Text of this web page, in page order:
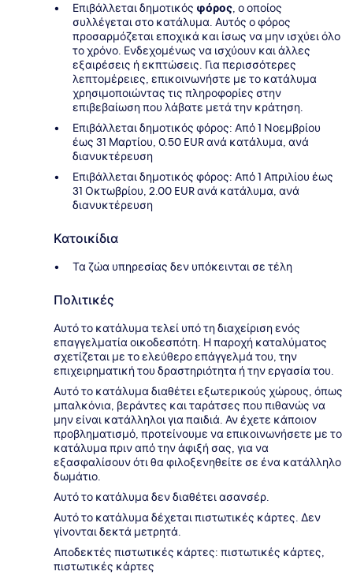
Επιβάλλεται δημοτικός φόρος, ο οποίος
συλλέγεται στο κατάλυμα. Αυτός ο φόρος
προσαρμόζεται εποχικά και ίσως να μην ισχύει όλο
το χρόνο. Ενδεχομένως να ισχύουν και άλλες
εξαιρέσεις ή εκπτώσεις. Για περισσότερες
λεπτομέρειες, επικοινωνήστε με το κατάλυμα
χρησιμοποιώντας τις πληροφορίες στην
επιβεβαίωση που λάβατε μετά την κράτηση.
Επιβάλλεται δημοτικός φόρος: Από 1 Νοεμβρίου
έως 31 Μαρτίου, 0.50 EUR ανά κατάλυμα, ανά
διανυκτέρευση
Επιβάλλεται δημοτικός φόρος: Από 1 Απριλίου έως
31 Οκτωβρίου, 2.00 EUR ανά κατάλυμα, ανά
διανυκτέρευση
Κατοικίδια
Τα ζώα υπηρεσίας δεν υπόκεινται σε τέλη
Πολιτικές
Αυτό το κατάλυμα τελεί υπό τη διαχείριση ενός
επαγγελματία οικοδεσπότη. Η παροχή καταλύματος
σχετίζεται με το ελεύθερο επάγγελμά του, την
επιχειρηματική του δραστηριότητα ή την εργασία του.
Αυτό το κατάλυμα διαθέτει εξωτερικούς χώρους, όπως
μπαλκόνια, βεράντες και ταράτσες που πιθανώς να
μην είναι κατάλληλοι για παιδιά. Αν έχετε κάποιον
προβληματισμό, προτείνουμε να επικοινωνήσετε με το
κατάλυμα πριν από την άφιξή σας, για να
εξασφαλίσουν ότι θα φιλοξενηθείτε σε ένα κατάλληλο
δωμάτιο.
Αυτό το κατάλυμα δεν διαθέτει ασανσέρ.
Αυτό το κατάλυμα δέχεται πιστωτικές κάρτες. Δεν
γίνονται δεκτά μετρητά.
Αποδεκτές πιστωτικές κάρτες: πιστωτικές κάρτες,
πιστωτικές κάρτες